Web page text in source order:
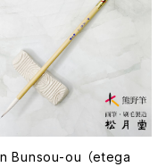
Bunsou-ou （etega